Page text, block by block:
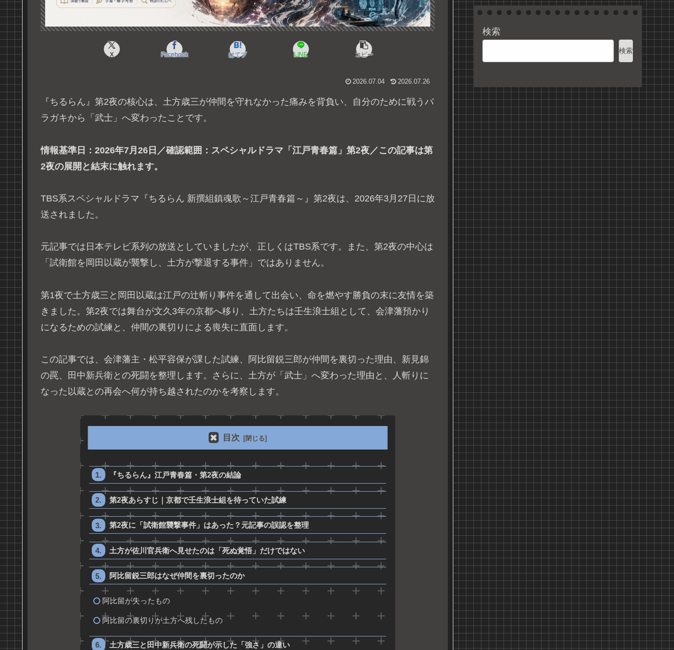
X Facebook はてブ LINE コピー
2026.07.04 2026.07.26
『ちるらん』第2夜の核心は、土方歳三が仲間を守れなかった痛みを背負い、自分のために戦うバ
ラガキから「武士」へ変わったことです。
情報基準日：2026年7月26日／確認範囲：スペシャルドラマ「江戸青春篇」第2夜／この記事は第
2夜の展開と結末に触れます。
TBS系スペシャルドラマ『ちるらん 新撰組鎮魂歌～江戸青春篇～』第2夜は、2026年3月27日に放
送されました。
元記事では日本テレビ系列の放送としていましたが、正しくはTBS系です。また、第2夜の中心は
「試衛館を岡田以蔵が襲撃し、土方が撃退する事件」ではありません。
第1夜で土方歳三と岡田以蔵は江戸の辻斬り事件を通して出会い、命を燃やす勝負の末に友情を築
きました。第2夜では舞台が文久3年の京都へ移り、土方たちは壬生浪士組として、会津藩預かり
になるための試練と、仲間の裏切りによる喪失に直面します。
この記事では、会津藩主・松平容保が課した試練、阿比留鋭三郎が仲間を裏切った理由、新見錦
の罠、田中新兵衛との死闘を整理します。さらに、土方が「武士」へ変わった理由と、人斬りに
なった以蔵との再会へ何が持ち越されたのかを考察します。
目次
『ちるらん』江戸青春篇・第2夜の結論
第2夜あらすじ｜京都で壬生浪士組を待っていた試練
第2夜に「試衛館襲撃事件」はあった？元記事の誤認を整理
土方が佐川官兵衛へ見せたのは「死ぬ覚悟」だけではない
阿比留鋭三郎はなぜ仲間を裏切ったのか
阿比留が失ったもの
阿比留の裏切りが土方へ残したもの
土方歳三と田中新兵衛の死闘が示した「強さ」の違い
検索
検索